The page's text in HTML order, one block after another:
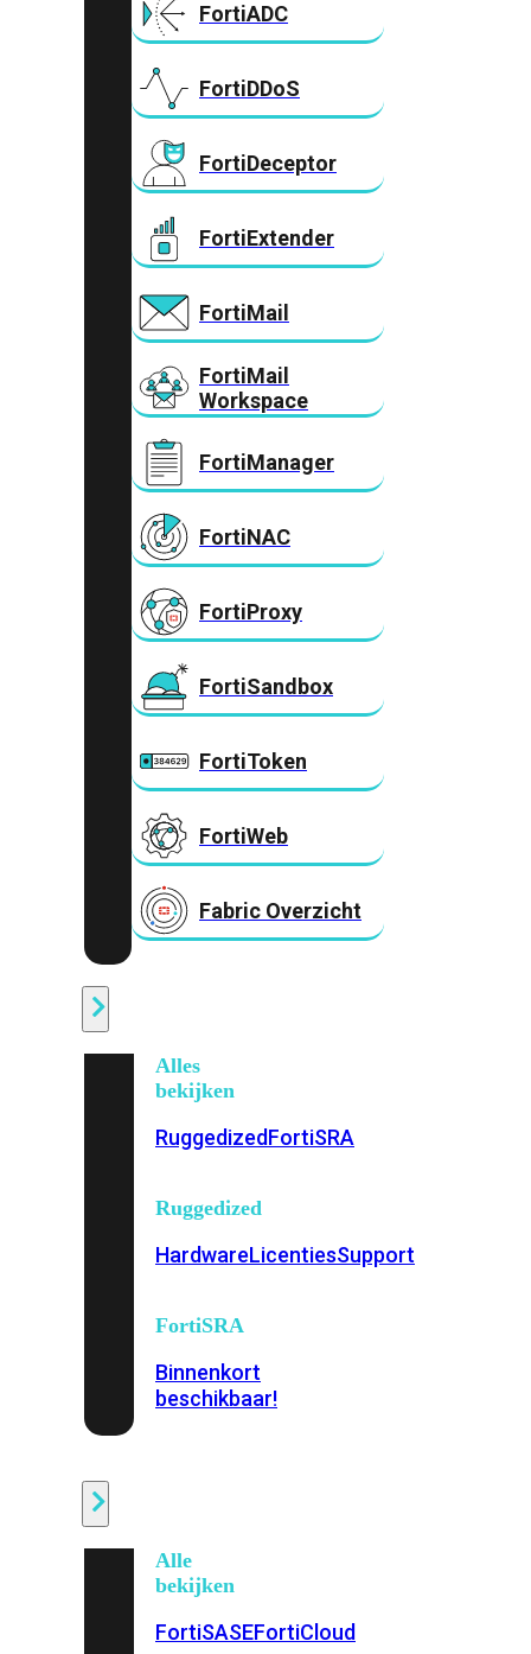
FortiADC
FortiDDoS
FortiDeceptor
FortiExtender
FortiMail
FortiMail
Workspace
FortiManager
FortiNAC
FortiProxy
FortiSandbox
FortiToken
FortiWeb
Fabric Overzicht
Alles
bekijken
RuggedizedFortiSRA
Ruggedized
HardwareLicentiesSupport
FortiSRA
Binnenkort
beschikbaar!
Alle
bekijken
FortiSASEFortiCloud